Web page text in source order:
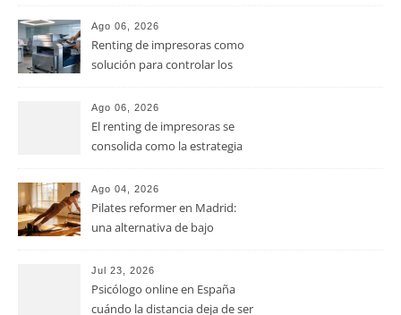
pymes
Ago 06, 2026
Renting de impresoras como
solución para controlar los
pymes
Ago 06, 2026
El renting de impresoras se
consolida como la estrategia
operativos en las pequeñas y
medianas empresas
Ago 04, 2026
Pilates reformer en Madrid:
una alternativa de bajo
fuerza y movilidad
Jul 23, 2026
Psicólogo online en España
cuándo la distancia deja de ser